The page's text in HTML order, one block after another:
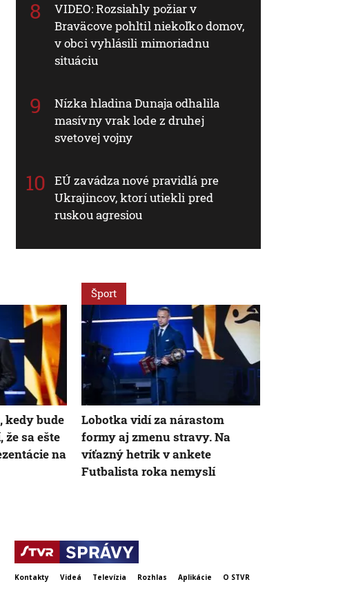
VIDEO: Rozsiahly požiar v
Braväcove pohltil niekoľko domov,
v obci vyhlásili mimoriadnu
situáciu
Nízka hladina Dunaja odhalila
masívny vrak lode z druhej
svetovej vojny
EÚ zavádza nové pravidlá pre
Ukrajincov, ktorí utiekli pred
ruskou agresiou
kedy bude
sa ešte
na
Šport
Lobotka vidí za nárastom
formy aj zmenu stravy. Na
víťazný hetrik v ankete
Futbalista roka nemyslí
Kontakty Videá Televízia Rozhlas Aplikácie O STVR